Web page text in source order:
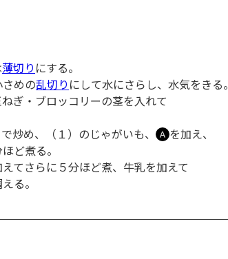
薄切り にする。
めの乱切り にして水にさらし、水気をきる。
ぎ・ブロッコリーの茎を入れて
炒め、（１）のじゃがいも、 Ａ を加え、
ど煮る。
てさらに５分ほど煮、牛乳を加えて
る。